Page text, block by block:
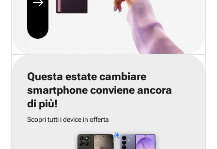
Questa estate cambiare
smartphone conviene ancora
di più!
Scopri tutti i device in offerta